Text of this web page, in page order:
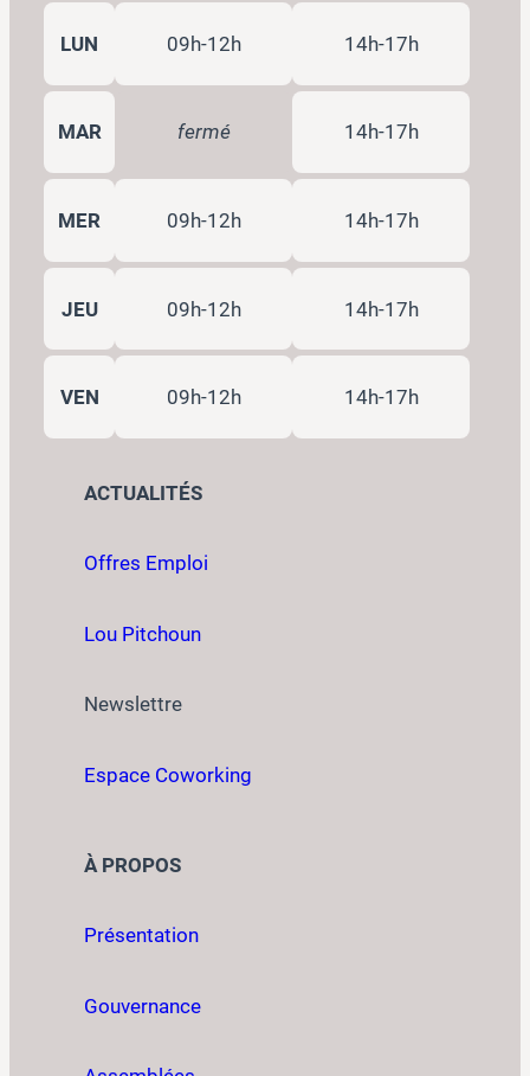
LUN 09h-12h 14h-17h
MAR fermé 14h-17h
MER 09h-12h 14h-17h
JEU 09h-12h 14h-17h
VEN 09h-12h 14h-17h
ACTUALITÉS
Offres Emploi
Lou Pitchoun
Newslettre
Espace Coworking
À PROPOS
Présentation
Gouvernance